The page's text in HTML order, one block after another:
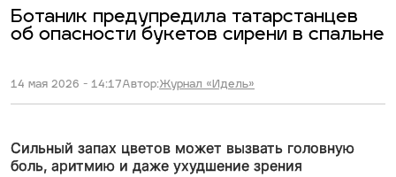
Ботаник предупредила татарстанцев
об опасности букетов сирени в спальне
14 мая 2026 - 14:17Автор:Журнал «Идель»
Сильный запах цветов может вызвать головную
боль, аритмию и даже ухудшение зрения